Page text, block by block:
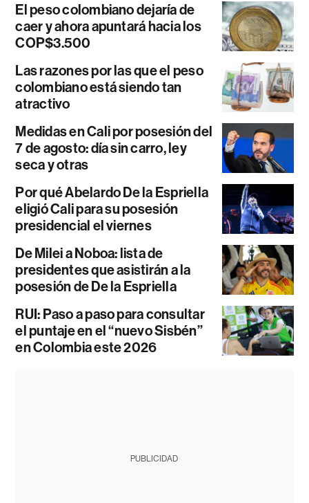
El peso colombiano dejaría de
caer y ahora apuntará hacia los
COP$3.500
Las razones por las que el peso
colombiano está siendo tan
atractivo
Medidas en Cali por posesión del
7 de agosto: día sin carro, ley
seca y otras
Por qué Abelardo De la Espriella
eligió Cali para su posesión
presidencial el viernes
De Milei a Noboa: lista de
presidentes que asistirán a la
posesión de De la Espriella
RUI: Paso a paso para consultar
el puntaje en el “nuevo Sisbén”
en Colombia este 2026
PUBLICIDAD